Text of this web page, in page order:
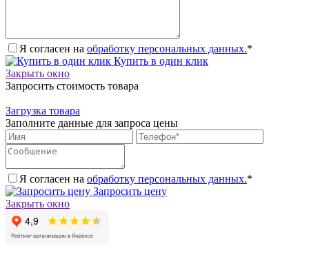
Я согласен на обработку персональных данных.*
Купить в один клик
Закрыть окно
Запросить стоимость товара
Загрузка товара
Заполните данные для запроса цены
Я согласен на обработку персональных данных.*
Запросить цену
Закрыть окно